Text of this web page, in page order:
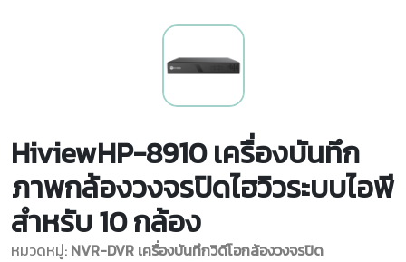
HiviewHP-8910 เครื่องบันทึก
ภาพกล้องวงจรปิดไฮวิวระบบไอพี
สำหรับ 10 กล้อง
หมวดหมู่: NVR-DVR เครื่องบันทึกวิดีโอกล้องวงจรปิด